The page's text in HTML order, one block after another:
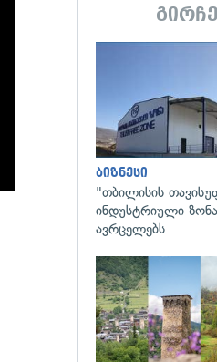
ბიზნესი
"თბილისის
ინდუსტრიული
ავრცელებს